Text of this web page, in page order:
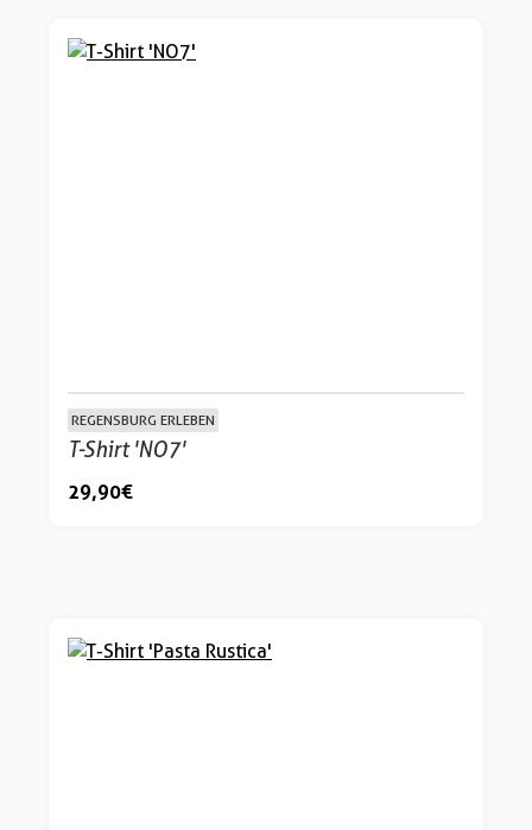
REGENSBURG ERLEBEN
T-Shirt 'NO7'
29,90 €